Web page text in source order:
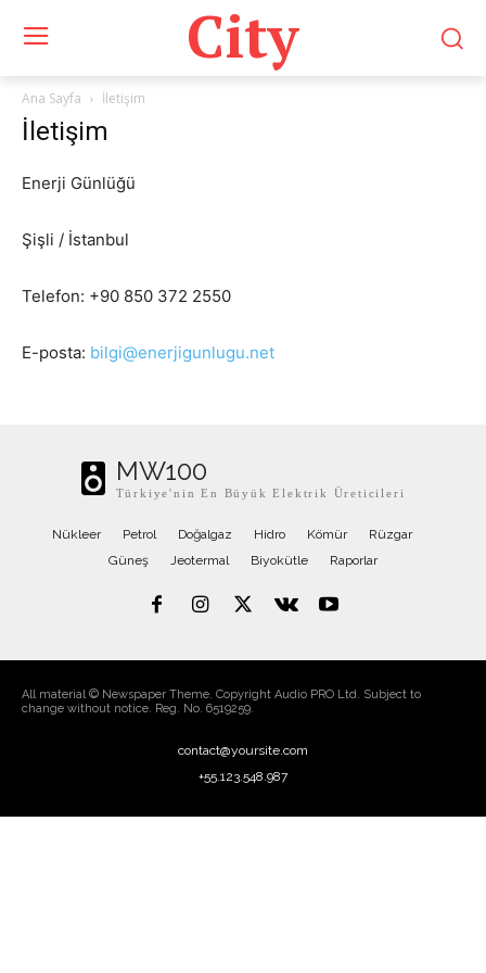
City
Ana Sayfa İletişim
İletişim
Enerji Günlüğü
Şişli / İstanbul
Telefon: +90 850 372 2550
E-posta: bilgi@enerjigunlugu.net
MW100
Türkiye'nin En Büyük Elektrik Üreticileri
Nükleer Petrol Doğalgaz Hidro Kömür
Rüzgar
Güneş
Jeotermal Biyokütle Raporlar
All material © Newspaper Theme. Copyright Audio PRO Ltd. Subject to
change without notice. Reg. No. 6519259.
contact@yoursite.com
+55.123.548.987